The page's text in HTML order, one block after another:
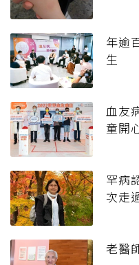
年逾
生
血友
童開
罕病
次走
老醫